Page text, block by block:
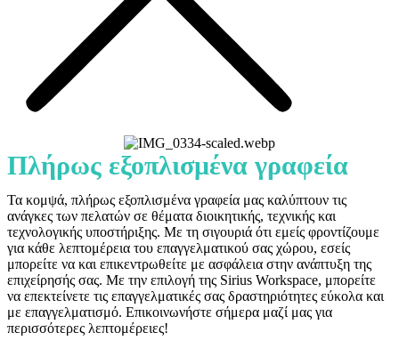
Πλήρως εξοπλισμένα γραφεία
Τα κομψά, πλήρως εξοπλισμένα γραφεία μας καλύπτουν τις
ανάγκες των πελατών σε θέματα διοικητικής, τεχνικής και
τεχνολογικής υποστήριξης. Με τη σιγουριά ότι εμείς φροντίζουμε
για κάθε λεπτομέρεια του επαγγελματικού σας χώρου, εσείς
μπορείτε να και επικεντρωθείτε με ασφάλεια στην ανάπτυξη της
επιχείρησής σας. Με την επιλογή της Sirius Workspace, μπορείτε
να επεκτείνετε τις επαγγελματικές σας δραστηριότητες εύκολα και
με επαγγελματισμό. Επικοινωνήστε σήμερα μαζί μας για
περισσότερες λεπτομέρειες!